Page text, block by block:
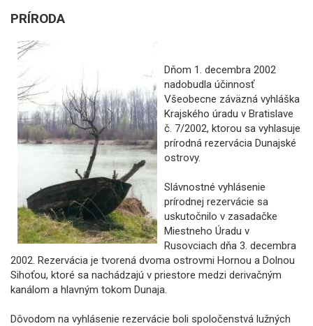
PRÍRODA
Dňom 1. decembra 2002
nadobudla účinnosť
Všeobecne záväzná vyhláška
Krajského úradu v Bratislave
č. 7/2002, ktorou sa vyhlasuje
prírodná rezervácia Dunajské
ostrovy.
Slávnostné vyhlásenie
prírodnej rezervácie sa
uskutočnilo v zasadačke
Miestneho Úradu v
Rusovciach dňa 3. decembra
2002. Rezervácia je tvorená dvoma ostrovmi Hornou a Dolnou
Sihoťou, ktoré sa nachádzajú v priestore medzi derivačným
kanálom a hlavným tokom Dunaja.
Dôvodom na vyhlásenie rezervácie boli spoločenstvá lužných